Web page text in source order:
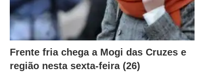
Frente fria chega a Mogi das Cruzes e
região nesta sexta-feira (26)